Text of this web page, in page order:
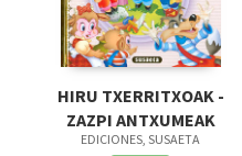
HIRU TXERRITXOAK -
ZAZPI ANTXUMEAK
EDICIONES, SUSAETA